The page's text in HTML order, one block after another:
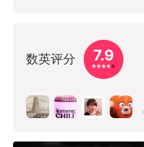
数英评分 7.9